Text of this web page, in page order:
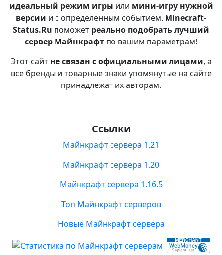
идеальный режим игры или мини-игру нужной
версии и с определенным событием. Minecraft-
Status.Ru поможет реально подобрать лучший
сервер Майнкрафт по вашим параметрам!
Этот сайт не связан с официальными лицами, а
все бренды и товарные знаки упомянутые на сайте
принадлежат их авторам.
Ссылки
Майнкрафт сервера 1.21
Майнкрафт сервера 1.20
Майнкрафт сервера 1.16.5
Топ Майнкрафт серверов
Новые Майнкрафт сервера